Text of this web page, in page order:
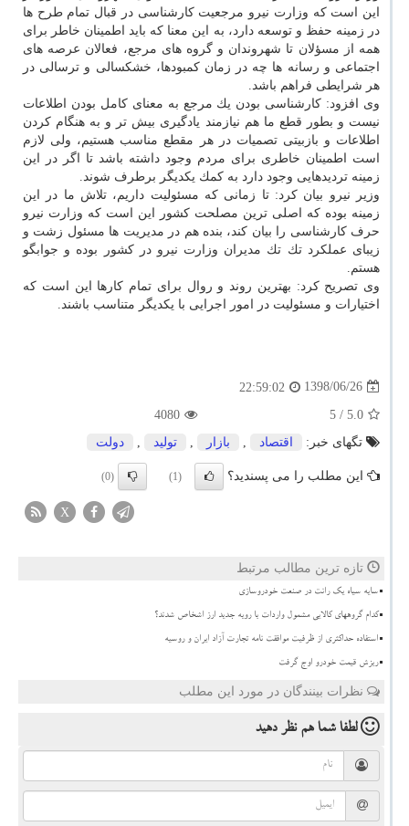
این است كه وزارت نیرو مرجعیت كارشناسی در قبال تمام طرح ها
در زمینه حفظ و توسعه دارد، به این معنا كه باید اطمینان خاطر برای
همه از مسؤلان تا شهروندان و گروه های مرجع، فعالان عرصه های
اجتماعی و رسانه ها چه در زمان كمبودها، خشكسالی و ترسالی در
هر شرایطی فراهم باشد.
وی افزود: كارشناسی بودن یك مرجع به معنای كامل بودن اطلاعات
نیست و بطور قطع ما هم نیازمند یادگیری بیش تر و به هنگام كردن
اطلاعات و بازبیتی تصمیات در هر مقطع مناسب هستیم، ولی لازم
است اطمینان خاطری برای مردم وجود داشته باشد تا اگر در این
زمینه تردیدهایی وجود دارد به كمك یكدیگر برطرف شوند.
وزیر نیرو بیان كرد: تا زمانی كه مسئولیت داریم، تلاش ما در این
زمینه بوده كه اصلی ترین مصلحت كشور این است كه وزارت نیرو
حرف كارشناسی را بیان كند، بنده هم در مدیریت ها مسئول زشت و
زیبای عملكرد تك تك مدیران وزارت نیرو در كشور بوده و جوابگو
هستم.
وی تصریح كرد: بهترین روند و روال برای تمام كارها این است كه
اختیارات و مسئولیت در امور اجرایی با یكدیگر متناسب باشند.
1398/06/26
22:59:02
5.0
/ 5
4080
تگهای خبر:
اقتصاد , بازار , تولید , دولت
این مطلب را می پسندید؟ (1)
(0)
X
تازه ترین مطالب مرتبط
سایه سیاه یک رانت در صنعت خودروسازی
کدام گروههای کالایی مشمول واردات با رویه جدید ارز اشخاص شدند؟
استفاده حداکثری از ظرفیت موافقت نامه تجارت آزاد ایران و روسیه
ریزش قیمت خودرو اوج گرفت
نظرات بینندگان در مورد این مطلب
لطفا شما همنظر دهید